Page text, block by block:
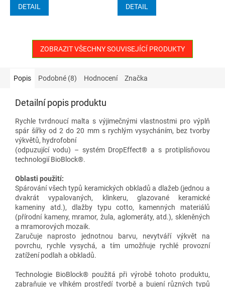
DETAIL DETAIL
ZOBRAZIT VŠECHNY SOUVISEJÍCÍ PRODUKTY
Popis Podobné (8) Hodnocení Značka
Detailní popis produktu
Rychle tvrdnoucí malta s výjimečnými vlastnostmi pro výplň
spár šířky od 2 do 20 mm s rychlým vysycháním, bez tvorby
výkvětů, hydrofobní
(odpuzující vodu) – systém DropEffect® a s protiplísňovou
technologií BioBlock®.
Oblasti použití:
Spárování všech typů keramických obkladů a dlažeb (jednou a
dvakrát vypalovaných, klinkeru, glazované keramické
kameniny atd.), dlažby typu cotto, kamenných materiálů
(přírodní kameny, mramor, žula, aglomeráty, atd.), skleněných
a mramorových mozaik.
Zaručuje naprosto jednotnou barvu, nevytváří výkvět na
povrchu, rychle vysychá, a tím umožňuje rychlé provozní
zatížení podlah a obkladů.
Technologie BioBlock® použitá při výrobě tohoto produktu,
zabraňuje ve vlhkém prostředí tvorbě a bujení různých typů